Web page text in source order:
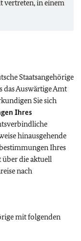
vertreten, in einem
Staatsangehörige
das Auswärtige Amt
Sie sich
Ihres
hinausgehende
Ihres
über die aktuell
nach
mit folgenden